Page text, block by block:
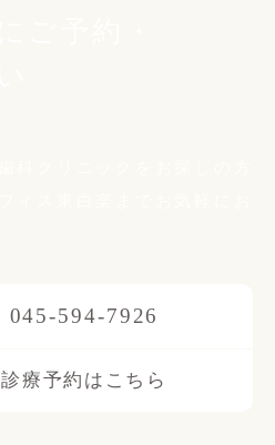
045-594-7926
診療予約はこちら